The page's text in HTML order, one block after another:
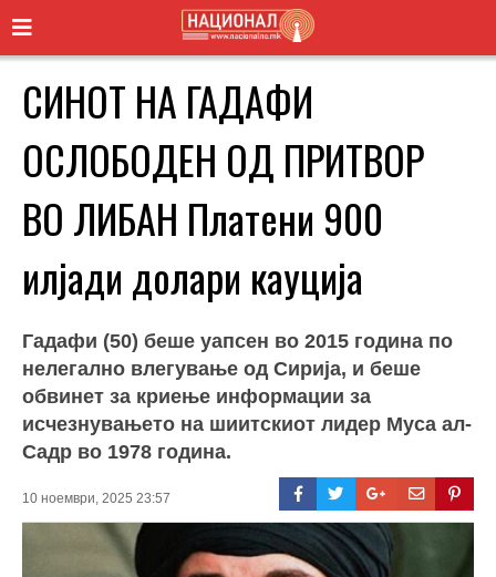
СИНОТ НА ГАДАФИ
ОСЛОБОДЕН ОД ПРИТВОР
ВО ЛИБАН Платени 900
илјади долари кауција
Гадафи (50) беше уапсен во 2015 година по
нелегално влегување од Сирија, и беше
обвинет за криење информации за
исчезнувањето на шиитскиот лидер Муса ал-
Садр во 1978 година.
10 ноември, 2025 23:57